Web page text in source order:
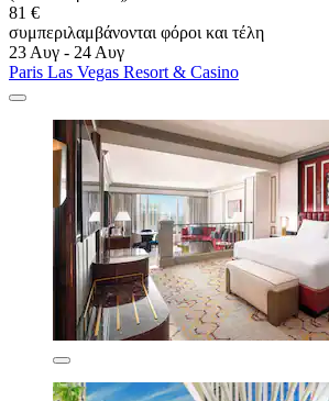
81 €
συμπεριλαμβάνονται φόροι και τέλη
23 Αυγ - 24 Αυγ
Paris Las Vegas Resort & Casino